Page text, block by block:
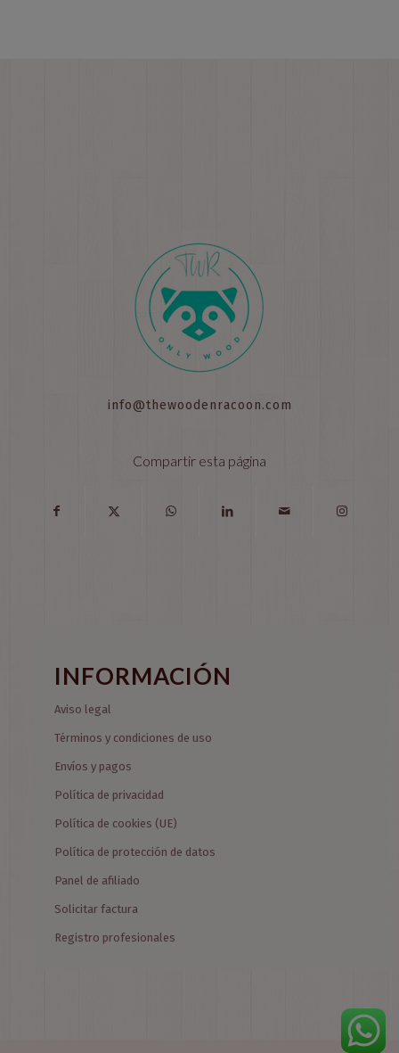
info@thewoodenracoon.com
Compartir esta página
INFORMACIÓN
Aviso legal
Términos y condiciones de uso
Envíos y pagos
Política de privacidad
Política de cookies (UE)
Política de protección de datos
Panel de afiliado
Solicitar factura
Registro profesionales